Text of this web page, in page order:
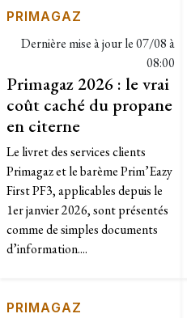
PRIMAGAZ
Dernière mise à jour le07/08 à
08:00
Primagaz 2026 : le vrai
coût caché du propane
en citerne
Le livret des services clients
Primagaz et le barème Prim’Eazy
First PF3, applicables depuis le
1er janvier 2026, sont présentés
comme de simples documents
d’information....
PRIMAGAZ